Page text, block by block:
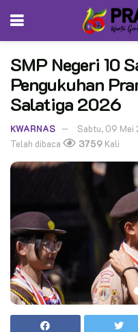
SMP Negeri 10
Pengukuhan
Salatiga 2026
KWARNAS Sabtu, 09
Telah dibaca
3759 Kali